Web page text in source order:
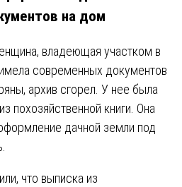
на дом
владеющая участком в
современных документов
архив сгорел. У нее была
похозяйственной книги. Она
дачной земли под
что выписка из